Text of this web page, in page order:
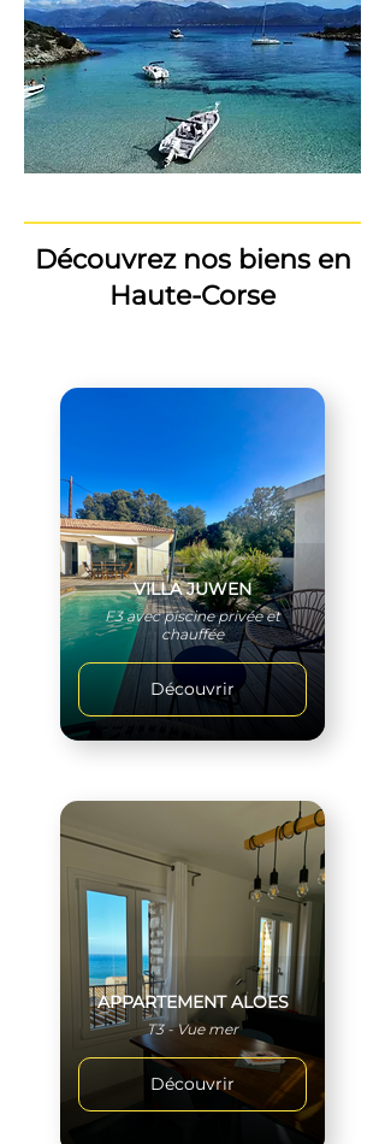
Découvrez nos biens en
Haute-Corse
VILLA JUWEN
F3 avec piscine privée et
chauffée
Découvrir
APPARTEMENT ALOES
T3 - Vue mer
Découvrir